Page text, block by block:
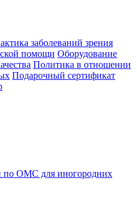
заболеваний зрения
помощи Оборудование
Политика в отношении
Подарочный сертификат
по ОМС для иногородних